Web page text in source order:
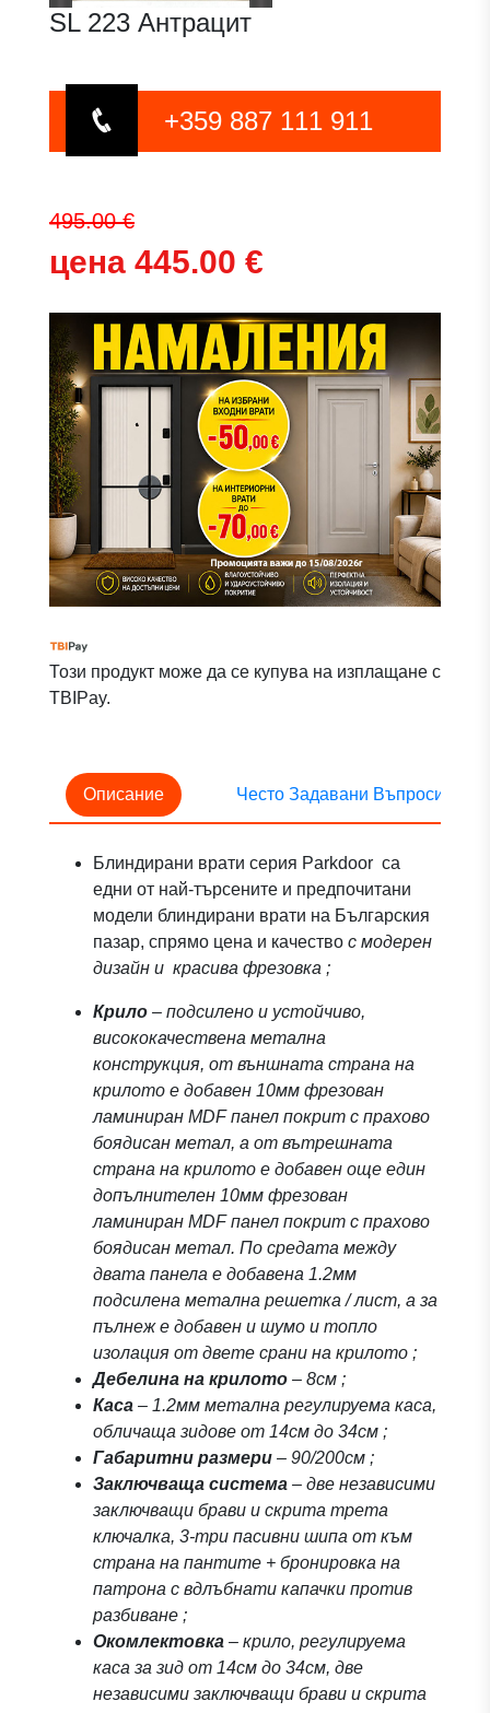
SL 223 Антрацит
+359 887 111 911
495.00 €
цена 445.00 €
Този продукт може да се купува на изплащане с
TBIPay.
Описание Често Задавани Въпроси
Блиндирани врати серия Parkdoor са
едни от най-търсените и предпочитани
модели блиндирани врати на Българския
пазар, спрямо цена и качество с модерен
дизайн и красива фрезовка ;
Крило – подсилено и устойчиво,
висококачествена метална
конструкция, от външната страна на
крилото е добавен 10мм фрезован
ламиниран MDF панел покрит с прахово
боядисан метал, а от вътрешната
страна на крилото е добавен още един
допълнителен 10мм фрезован
ламиниран MDF панел покрит с прахово
боядисан метал. По средата между
двата панела е добавена 1.2мм
подсилена метална решетка / лист, а за
пълнеж е добавен и шумо и топло
изолация от двете срани на крилото ;
Дебелина на крилото – 8см ;
Каса – 1.2мм метална регулируема каса,
обличаща зидове от 14см до 34см ;
Габаритни размери – 90/200см ;
Заключваща система – две независими
заключващи брави и скрита трета
ключалка, 3-три пасивни шипа от към
страна на пантите + бронировка на
патрона с вдлъбнати капачки против
разбиване ;
Окомлектовка – крило, регулируема
каса за зид от 14см до 34см, две
независими заключващи брави и скрита